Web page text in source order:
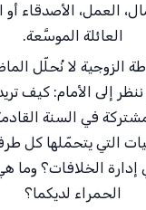
العمل، الأصدقاء
العائلة الموسَّعة.
الزوجية لا نُحلّل
إلى الأمام: كيف
في السنة
التي يتحمّلها كل
إدارة الخلافات؟ وما
الحمراء لديكما؟